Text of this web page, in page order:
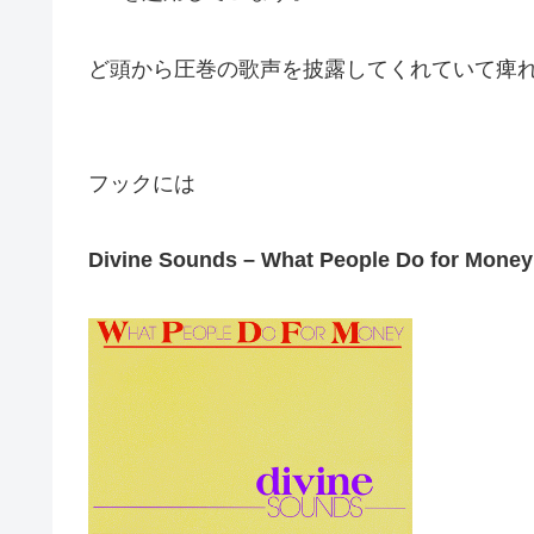
ど頭から圧巻の歌声を披露してくれていて痺
フックには
Divine Sounds – What People Do for Money